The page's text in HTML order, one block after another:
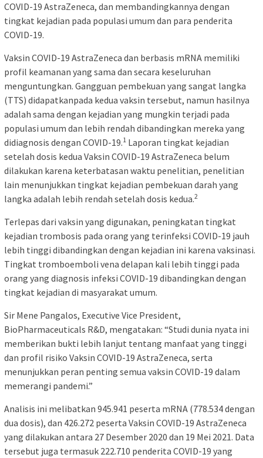
COVID-19 AstraZeneca, dan membandingkannya dengan
tingkat kejadian pada populasi umum dan para penderita
COVID-19.
Vaksin COVID-19 AstraZeneca dan berbasis mRNA memiliki
profil keamanan yang sama dan secara keseluruhan
menguntungkan. Gangguan pembekuan yang sangat langka
(TTS) didapatkanpada kedua vaksin tersebut, namun hasilnya
adalah sama dengan kejadian yang mungkin terjadi pada
populasi umum dan lebih rendah dibandingkan mereka yang
didiagnosis dengan COVID-19.1 Laporan tingkat kejadian
setelah dosis kedua Vaksin COVID-19 AstraZeneca belum
dilakukan karena keterbatasan waktu penelitian, penelitian
lain menunjukkan tingkat kejadian pembekuan darah yang
langka adalah lebih rendah setelah dosis kedua.2
Terlepas dari vaksin yang digunakan, peningkatan tingkat
kejadian trombosis pada orang yang terinfeksi COVID-19 jauh
lebih tinggi dibandingkan dengan kejadian ini karena vaksinasi.
Tingkat tromboemboli vena delapan kali lebih tinggi pada
orang yang diagnosis infeksi COVID-19 dibandingkan dengan
tingkat kejadian di masyarakat umum.
Sir Mene Pangalos, Executive Vice President,
BioPharmaceuticals R&D, mengatakan: “Studi dunia nyata ini
memberikan bukti lebih lanjut tentang manfaat yang tinggi
dan profil risiko Vaksin COVID-19 AstraZeneca, serta
menunjukkan peran penting semua vaksin COVID-19 dalam
memerangi pandemi.”
Analisis ini melibatkan 945.941 peserta mRNA (778.534 dengan
dua dosis), dan 426.272 peserta Vaksin COVID-19 AstraZeneca
yang dilakukan antara 27 Desember 2020 dan 19 Mei 2021. Data
tersebut juga termasuk 222.710 penderita COVID-19 yang